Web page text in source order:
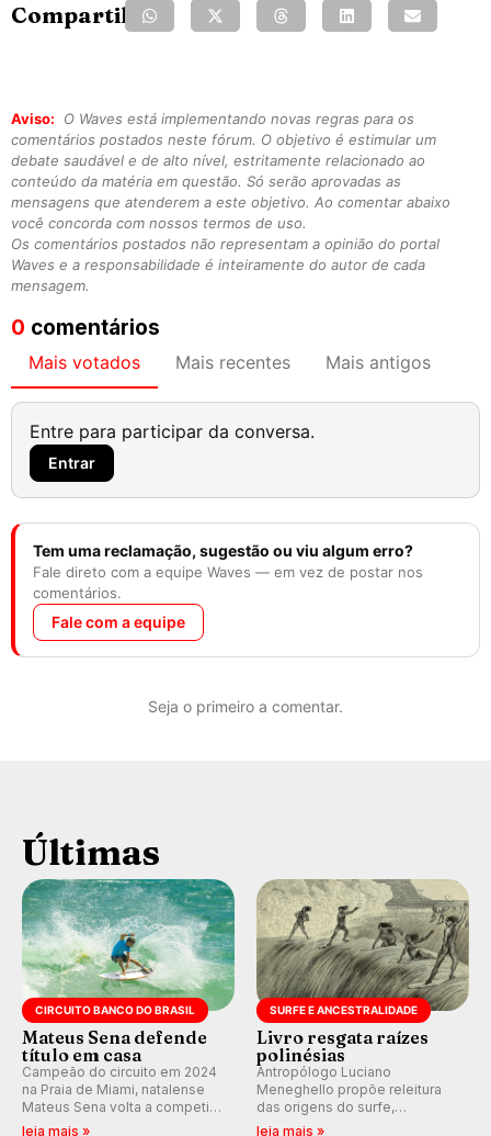
Compartilhe:
Aviso:
O Waves está implementando novas regras para os
comentários postados neste fórum. O objetivo é estimular um
debate saudável e de alto nível, estritamente relacionado ao
conteúdo da matéria em questão. Só serão aprovadas as
mensagens que atenderem a este objetivo. Ao comentar abaixo
você concorda com nossos termos de uso.
Os comentários postados não representam a opinião do portal
Waves e a responsabilidade é inteiramente do autor de cada
mensagem.
0 comentários
Mais votados Mais recentes Mais antigos
Entre para participar da conversa.
Entrar
Tem uma reclamação, sugestão ou viu algum erro?
Fale direto com a equipe Waves — em vez de postar nos
comentários.
Fale com a equipe
Seja o primeiro a comentar.
Últimas
CIRCUITO BANCO DO BRASIL
Mateus Sena defende
título em casa
Campeão do circuito em 2024
na Praia de Miami, natalense
Mateus Sena volta a competir
em casa em busca de manter a
leia mais »
SURFE E ANCESTRALIDADE
Livro resgata raízes
polinésias
Antropólogo Luciano
Meneghello propõe releitura
das origens do surfe,
resgatando a cultura polinésia
leia mais »